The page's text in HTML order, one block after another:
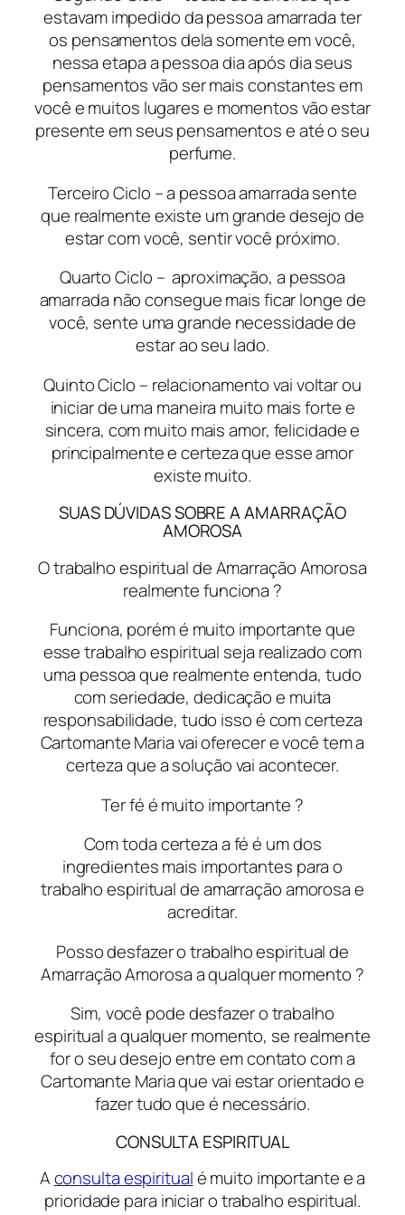
estavam impedido da pessoa amarrada ter
os pensamentos dela somente em você,
nessa etapa a pessoa dia após dia seus
pensamentos vão ser mais constantes em
você e muitos lugares e momentos vão estar
presente em seus pensamentos e até o seu
perfume.
Terceiro Ciclo – a pessoa amarrada sente
que realmente existe um grande desejo de
estar com você, sentir você próximo.
Quarto Ciclo – aproximação, a pessoa
amarrada não consegue mais ficar longe de
você, sente uma grande necessidade de
estar ao seu lado.
Quinto Ciclo – relacionamento vai voltar ou
iniciar de uma maneira muito mais forte e
sincera, com muito mais amor, felicidade e
principalmente e certeza que esse amor
existe muito.
SUAS DÚVIDAS SOBRE A AMARRAÇÃO
AMOROSA
O trabalho espiritual de Amarração Amorosa
realmente funciona ?
Funciona, porém é muito importante que
esse trabalho espiritual seja realizado com
uma pessoa que realmente entenda, tudo
com seriedade, dedicação e muita
responsabilidade, tudo isso é com certeza
Cartomante Maria vai oferecer e você tem a
certeza que a solução vai acontecer.
Ter fé é muito importante ?
Com toda certeza a fé é um dos
ingredientes mais importantes para o
trabalho espiritual de amarração amorosa e
acreditar.
Posso desfazer o trabalho espiritual de
Amarração Amorosa a qualquer momento ?
Sim, você pode desfazer o trabalho
espiritual a qualquer momento, se realmente
for o seu desejo entre em contato com a
Cartomante Maria que vai estar orientado e
fazer tudo que é necessário.
CONSULTA ESPIRITUAL
Aconsulta espiritualé muito importante e a
prioridade para iniciar o trabalho espiritual.